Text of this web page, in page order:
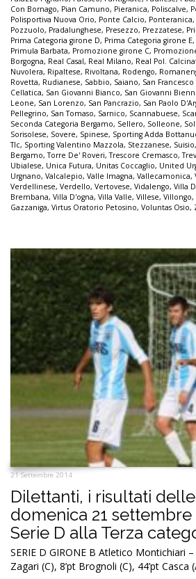
Con Bornago, Pian Camuno, Pieranica, Poliscalve,
Polisportiva Nuova Orio, Ponte Calcio, Ponteranica,
Pozzuolo, Pradalunghese, Presezzo, Prezzatese,
Prima Categoria girone D, Prima Categoria girone E,
Primula Barbata, Promozione girone C,
Borgogna, Real Casal, Real Milano, Real Pol.
Nuvolera, Ripaltese, Rivoltana, Rodengo,
Rovetta, Rudianese, Sabbio, Saiano, San
Cellatica, San Giovanni Bianco, San Giovanni
Leone, San Lorenzo, San Pancrazio, San Paolo
Pellegrino, San Tomaso, Sarnico, Scannabuese,
Seconda Categoria Bergamo, Sellero, Solleone,
Sorisolese, Sovere, Spinese, Sporting Adda
Tlc, Sporting Valentino Mazzola, Stezzanese, Suisio
Bergamo,Torre De' Roveri,Trescore Cremasco,
Ubialese, Unica Futura, Unitas Coccaglio, United
Urgnano, Valcalepio, Valle Imagna, Vallecamonica,
Verdellinese, Verdello, Vertovese, Vidalengo, Villa
Brembana, Villa D'ogna, Villa Valle, Villese, Villongo,
Gazzaniga, Virtus Oratorio Petosino, Voluntas Osio,
21 Settembre 2014
Dilettanti, i risultati
domenica 21 settembre
Serie D alla Terza
SERIE D GIRONE B Atletico Montichiari
Zagari (C), 8’pt Brognoli (C), 44’pt Casca